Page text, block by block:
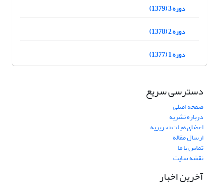
دوره 3 (1379)
دوره 2 (1378)
دوره 1 (1377)
دسترسی سریع
صفحه اصلی
درباره نشریه
اعضای هیات تحریریه
ارسال مقاله
تماس با ما
نقشه سایت
آخرین اخبار